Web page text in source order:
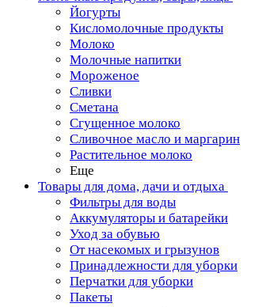
Йогурты
Кисломолочные продукты
Молоко
Молочные напитки
Мороженое
Сливки
Сметана
Сгущенное молоко
Сливочное масло и маргарин
Растительное молоко
Еще
Товары для дома, дачи и отдыха
Фильтры для воды
Аккумуляторы и батарейки
Уход за обувью
От насекомых и грызунов
Принадлежности для уборки
Перчатки для уборки
Пакеты